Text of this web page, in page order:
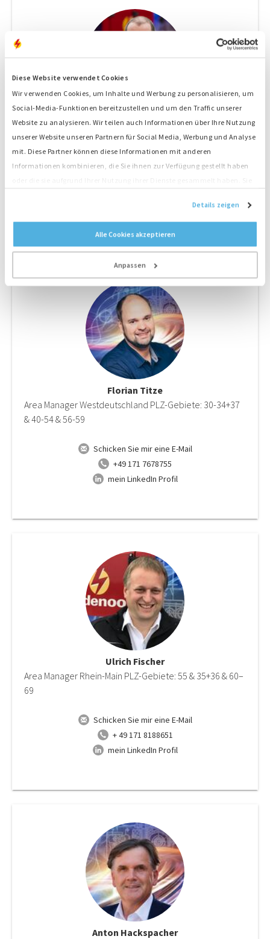
Diese Website verwendet Cookies
Wir verwenden Cookies, um Inhalte und Werbung zu personalisieren, um
Social-Media-Funktionen bereitzustellen und um den Traffic unserer
Website zu analysieren. Wir teilen auch Informationen über Ihre Nutzung
unserer Website unseren Partnern für Social Media, Werbung und Analyse
mit. Diese Partner können diese Informationen mit anderen
Informationen kombinieren, die Sie ihnen zur Verfügung gestellt haben
Details zeigen
Alle Cookies akzeptieren
Anpassen
Martin Glindmeyer
Senior Area Manager Westdeutschland PLZ-Gebiete: 30-
34+37 & 40-54 & 56-59
Florian Titze
Area Manager Westdeutschland PLZ-Gebiete: 30-34+37
& 40-54 & 56-59
Schicken Sie mir eine E-Mail
+49 171 7678755
mein LinkedIn Profil
Ulrich Fischer
Area Manager Rhein-Main PLZ-Gebiete: 55 & 35+36 & 60–
69
Schicken Sie mir eine E-Mail
+ 49 171 8188651
mein LinkedIn Profil
Anton Hackspacher